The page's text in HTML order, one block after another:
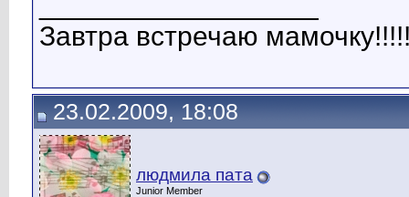
Завтра встречаю
23.02.2009, 18:08
людмила пата
Junior Member